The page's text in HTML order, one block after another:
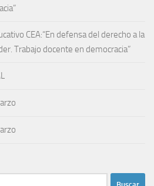
CEA:“En defensa del derecho a la
Trabajo docente en democracia”